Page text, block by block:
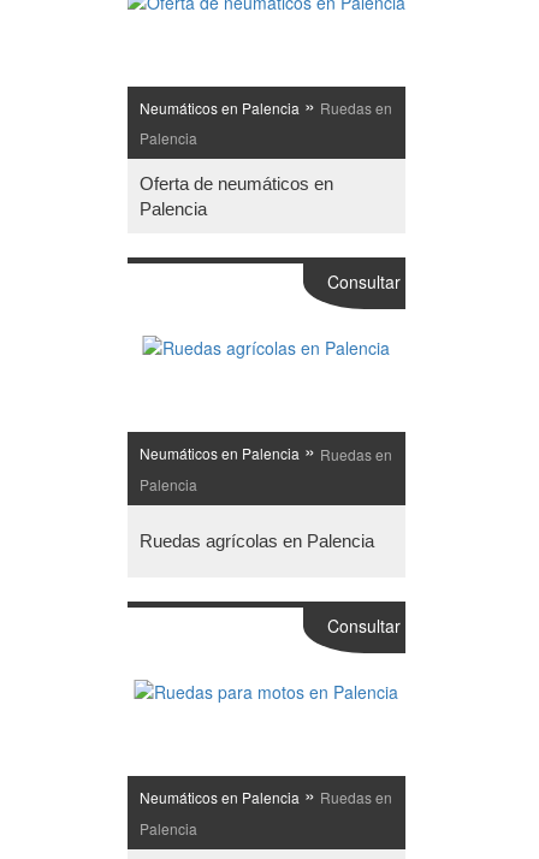
Neumáticos en Palencia » Ruedas en
Palencia
Oferta de neumáticos en
Palencia
Neumáticos en Palencia » Ruedas en
Palencia
Ruedas agrícolas en Palencia
Consultar
Neumáticos en Palencia » Ruedas en
Palencia
Consultar